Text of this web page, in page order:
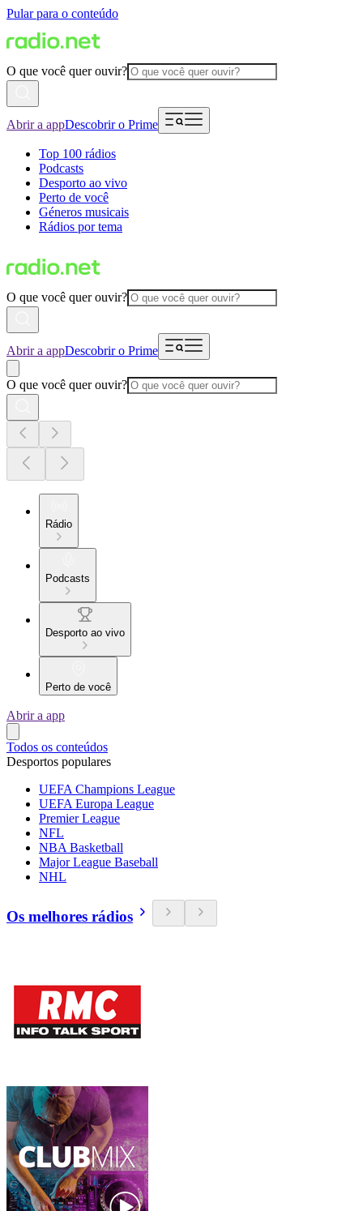
Pular para o conteúdo
O que você quer ouvir?
Abrir a appDescobrir o Prime
Top 100 rádios
Podcasts
Desporto ao vivo
Perto de você
Géneros musicais
Rádios por tema
O que você quer ouvir?
Abrir a appDescobrir o Prime
O que você quer ouvir?
Rádio
Podcasts
Desporto ao vivo
Perto de você
Abrir a app
Todos os conteúdos
Desportos populares
UEFA Champions League
UEFA Europa League
Premier League
NFL
NBA Basketball
Major League Baseball
NHL
Os melhores rádios